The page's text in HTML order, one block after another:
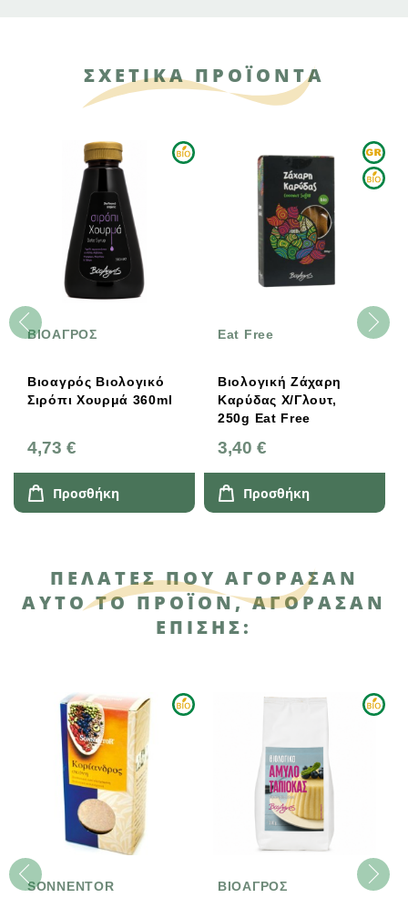
ΣΧΕΤΙΚΑ ΠΡΟΪΟΝΤΑ
ΒΙΟΑΓΡΟΣ
Βιοαγρός Βιολογικό
Σιρόπι Χουρμά 360ml
4,73 €
Προσθήκη
Eat Free
Βιολογική Ζάχαρη
Καρύδας Χ/γλουτ,
250g Eat Free
3,40 €
Προσθήκη
ΠΕΛΆΤΕΣ ΠΟΥ ΑΓΌΡΑΣΑΝ
ΑΥΤΌ ΤΟ ΠΡΟΪΌΝ, ΑΓΌΡΑΣΑΝ
ΕΠΊΣΗΣ:
SONNENTOR ΒΙΟΑΓΡΟΣ